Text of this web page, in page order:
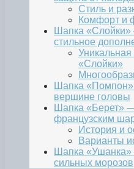
Стиль и
Комфорт и
Шапка «Слойки»
стильное
Уникальная
«Слойки»
Шапка
вершине головы
Шапка «Берет»
французским
История и
Варианты
Шапка
сильных морозов